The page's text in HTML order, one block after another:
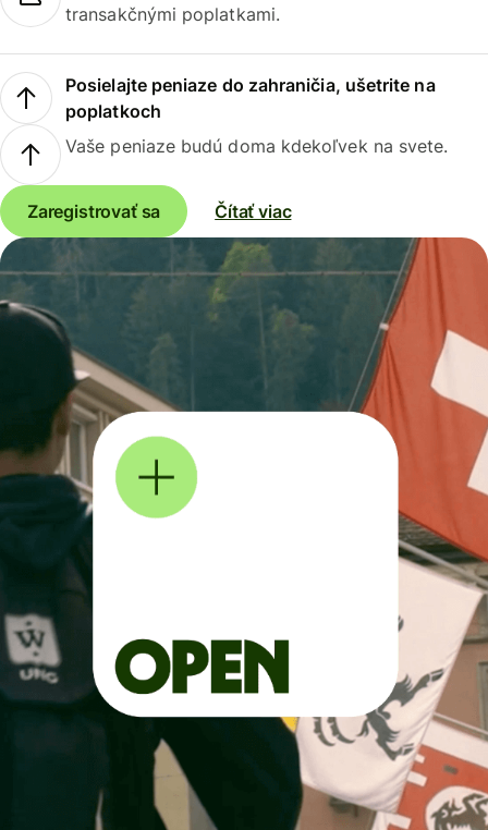
transakčnými poplatkami.
Posielajte peniaze do zahraničia, ušetrite na
poplatkoch
Vaše peniaze budú doma kdekoľvek na svete.
Zaregistrovať sa Čítať viac